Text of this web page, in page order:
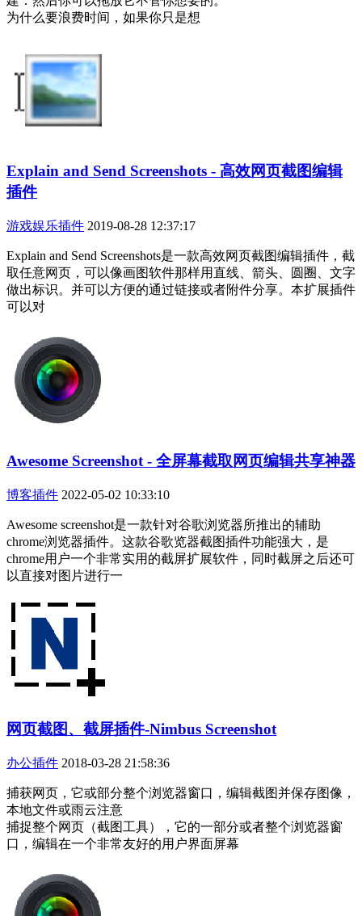
为什么要浪费时间，如果你只是想
Explain and Send Screenshots - 高效网页截图编辑
插件
游戏娱乐插件 2019-08-28 12:37:17
Explain and Send Screenshots是一款高效网页截图编辑插件，截
取任意网页，可以像画图软件那样用直线、箭头、圆圈、文字
做出标识。并可以方便的通过链接或者附件分享。本扩展插件
可以对
Awesome Screenshot - 全屏幕截取网页编辑共享神器
博客插件 2022-05-02 10:33:10
Awesome screenshot是一款针对谷歌浏览器所推出的辅助
chrome浏览器插件。这款谷歌览器截图插件功能强大，是
chrome用户一个非常实用的截屏扩展软件，同时截屏之后还可
以直接对图片进行一
网页截图、截屏插件-Nimbus Screenshot
办公插件 2018-03-28 21:58:36
捕获网页，它或部分整个浏览器窗口，编辑截图并保存图像，
本地文件或雨云注意
捕捉整个网页（截图工具），它的一部分或者整个浏览器窗
口，编辑在一个非常友好的用户界面屏幕